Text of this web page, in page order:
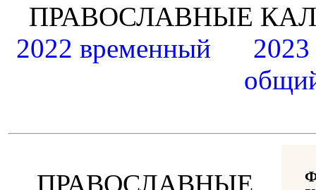
ПРАВОСЛАВНЫЕ
2022 временный
ПРАВОСЛАВНЫЕ